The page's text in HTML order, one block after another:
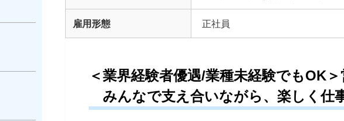
雇用形態 正社員
＜業界経験者優遇/業種未経験でもOK
みんなで支え合いながら、楽しく仕